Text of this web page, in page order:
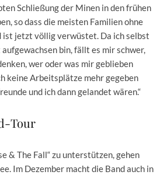
Schließung der Minen in den frühen
so dass die meisten Familien ohne
ist jetzt völlig verwüstet. Da ich selbst
bin, fällt es mir schwer,
wer oder was mir geblieben
keine Arbeitsplätze mehr gegeben
und ich dann gelandet wären.“
Tour
& The Fall“ zu unterstützen, gehen
Im Dezember macht die Band auch in